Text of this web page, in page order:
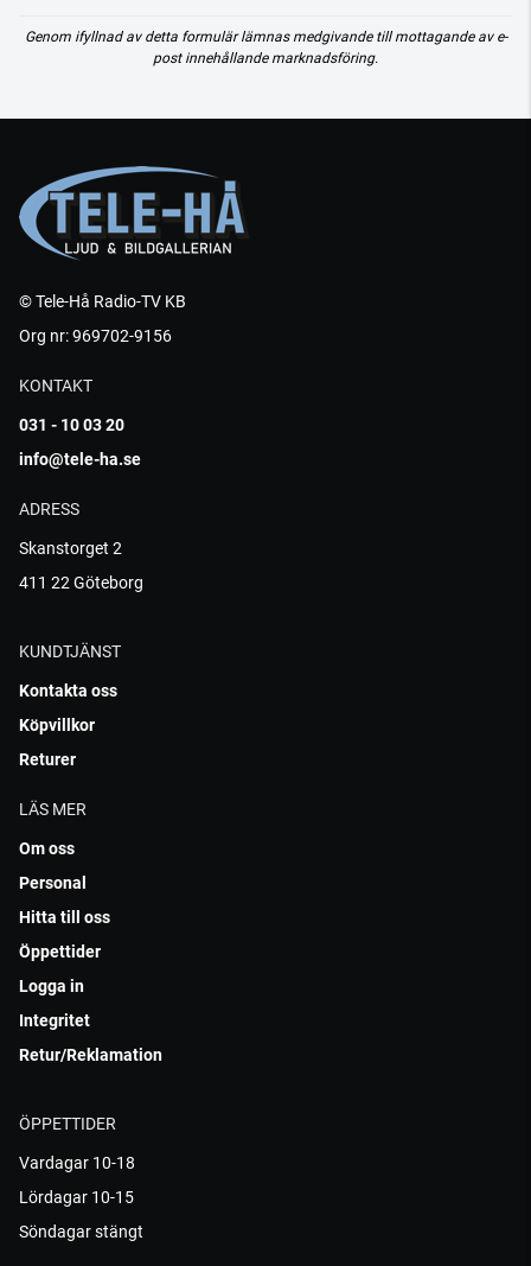
Genom ifyllnad av detta formulär lämnas medgivande till mottagande av e-
post innehållande marknadsföring.
© Tele-Hå Radio-TV KB
Org nr: 969702-9156
KONTAKT
031 - 10 03 20
info@tele-ha.se
ADRESS
Skanstorget 2
411 22 Göteborg
KUNDTJÄNST
Kontakta oss
Köpvillkor
Returer
LÄS MER
Om oss
Personal
Hitta till oss
Öppettider
Logga in
Integritet
Retur/Reklamation
ÖPPETTIDER
Vardagar 10-18
Lördagar 10-15
Söndagar stängt